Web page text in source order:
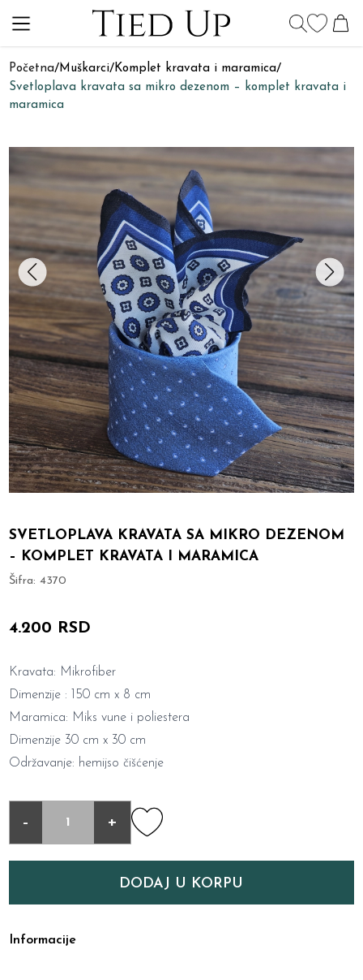
Početna/Muškarci/Komplet kravata i maramica/
Svetloplava kravata sa mikro dezenom – komplet kravata i
maramica
SVETLOPLAVA KRAVATA SA MIKRO DEZENOM
– KOMPLET KRAVATA I MARAMICA
Šifra:4370
4.200 RSD
Kravata: Mikrofiber
Dimenzije : 150 cm x 8 cm
Maramica: Miks vune i poliestera
Dimenzije 30 cm x 30 cm
Održavanje: hemijso čišćenje
- +
DODAJ U KORPU
Informacije